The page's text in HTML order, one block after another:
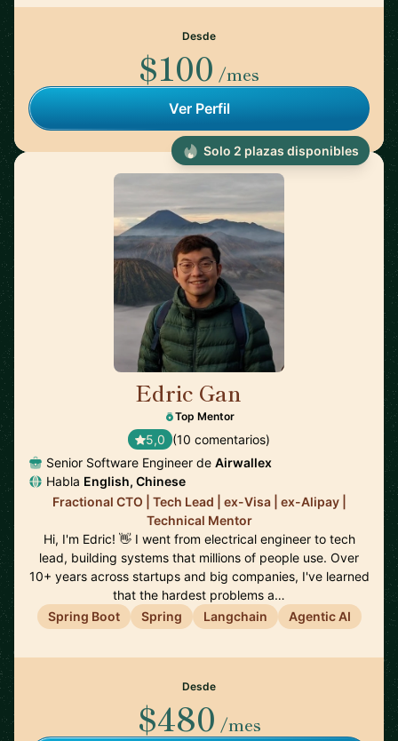
Desde
$100 /mes
Ver Perfil
Edric Gan
Top Mentor
5,0 (10 comentarios)
Senior Software Engineer de Airwallex
Habla English, Chinese
Fractional CTO | Tech Lead | ex-Visa | ex-Alipay |
Technical Mentor
Hi, I'm Edric! 👋 I went from electrical engineer to tech
lead, building systems that millions of people use. Over
10+ years across startups and big companies, I've learned
that the hardest problems a…
Spring Boot
Spring Langchain Agentic AI
Desde
$480 /mes
Solo 2 plazas disponibles